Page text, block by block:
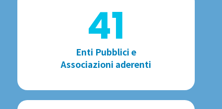
41
Enti Pubblici e
Associazioni aderenti